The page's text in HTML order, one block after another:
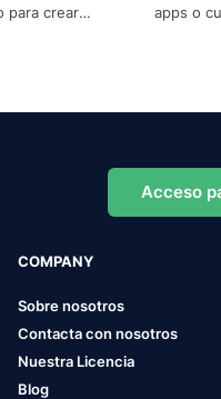
para crear
apps o
Acceso
COMPANY
Sobre nosotros
Contacta con nosotros
Nuestra Licencia
Blog